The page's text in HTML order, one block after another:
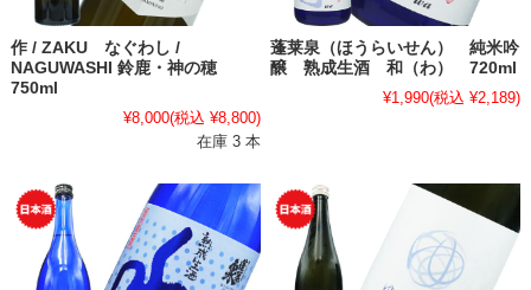
作 / ZAKU なぐわし /
NAGUWASHI 鈴鹿・神の穂
750ml
¥8,000(税込 ¥8,800)
在庫 3 本
蓬莱泉（ほうらいせん） 純米吟
醸 熟成生酒 和（わ） 720ml
¥1,990(税込 ¥2,189)